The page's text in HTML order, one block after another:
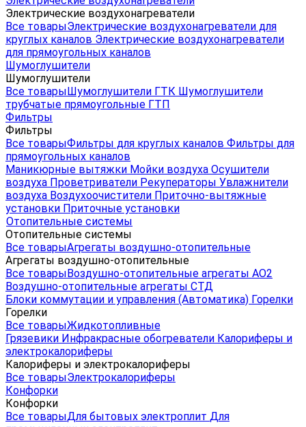
Электрические воздухонагреватели
Все товарыЭлектрические воздухонагреватели для
круглых каналов Электрические воздухонагреватели
для прямоугольных каналов
Шумоглушители
Шумоглушители
Все товарыШумоглушители ГТК Шумоглушители
трубчатые прямоугольные ГТП
Фильтры
Фильтры
Все товарыФильтры для круглых каналов Фильтры для
прямоугольных каналов
Маникюрные вытяжки Мойки воздуха Осушители
воздуха Проветриватели Рекуператоры Увлажнители
воздуха Воздухоочистители Приточно-вытяжные
установки Приточные установки
Отопительные системы
Отопительные системы
Все товарыАгрегаты воздушно-отопительные
Агрегаты воздушно-отопительные
Все товарыВоздушно-отопительные агрегаты АО2
Воздушно-отопительные агрегаты СТД
Блоки коммутации и управления (Автоматика) Горелки
Горелки
Все товарыЖидкотопливные
Грязевики Инфракрасные обогреватели Калориферы и
электрокалориферы
Калориферы и электрокалориферы
Все товарыЭлектрокалориферы
Конфорки
Конфорки
Все товарыДля бытовых электроплит Для